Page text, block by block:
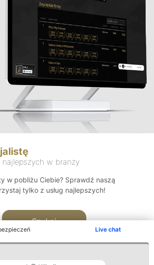
Live chat
w branży
w pobliżu Ciebie? Sprawdź naszą
tylko z usług najlepszych!
Szukaj